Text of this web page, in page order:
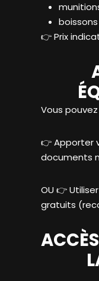
👉 Prix
Vous pouvez
👉 Apporter
documents
OU 👉
gratuits